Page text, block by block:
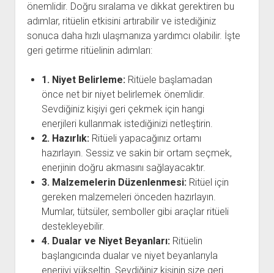
önemlidir. Doğru sıralama ve dikkat gerektiren bu
adımlar, ritüelin etkisini artırabilir ve istediğiniz
sonuca daha hızlı ulaşmanıza yardımcı olabilir. İşte
geri getirme ritüelinin adımları:
1. Niyet Belirleme:Ritüele başlamadan
önce net bir niyet belirlemek önemlidir.
Sevdiğiniz kişiyi geri çekmek için hangi
enerjileri kullanmak istediğinizi netleştirin.
2. Hazırlık:Ritüeli yapacağınız ortamı
hazırlayın. Sessiz ve sakin bir ortam seçmek,
enerjinin doğru akmasını sağlayacaktır.
3. Malzemelerin Düzenlenmesi:Ritüel için
gereken malzemeleri önceden hazırlayın.
Mumlar, tütsüler, semboller gibi araçlar ritüeli
destekleyebilir.
4. Dualar ve Niyet Beyanları:Ritüelin
başlangıcında dualar ve niyet beyanlarıyla
enerjiyi yükseltin. Sevdiğiniz kişinin size geri